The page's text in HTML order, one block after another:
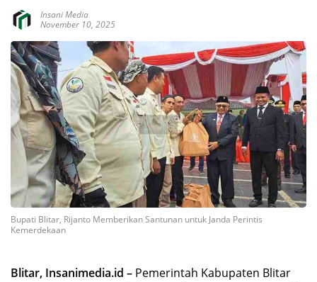
Insani Media
November 10, 2025
Bupati Blitar, Rijanto Memberikan Santunan untuk Janda Perintis
Kemerdekaan
Blitar, Insanimedia.id – Pemerintah Kabupaten Blitar